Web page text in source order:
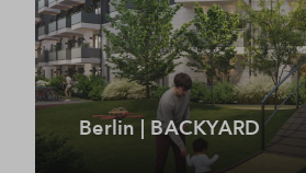
Berlin | BACKYARD